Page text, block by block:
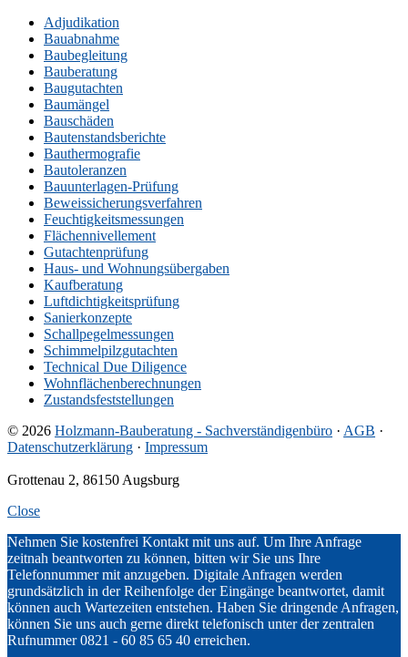
Adjudikation
Bauabnahme
Baubegleitung
Bauberatung
Baugutachten
Baumängel
Bauschäden
Bautenstandsberichte
Bauthermografie
Bautoleranzen
Bauunterlagen-Prüfung
Beweissicherungsverfahren
Feuchtigkeitsmessungen
Flächennivellement
Gutachtenprüfung
Haus- und Wohnungsübergaben
Kaufberatung
Luftdichtigkeitsprüfung
Sanierkonzepte
Schallpegelmessungen
Schimmelpilzgutachten
Technical Due Diligence
Wohnflächenberechnungen
Zustandsfeststellungen
© 2026 Holzmann-Bauberatung - Sachverständigenbüro · AGB ·
Datenschutzerklärung · Impressum
Grottenau 2, 86150 Augsburg
Close
Slide-
in
Widget
Nehmen Sie kostenfrei Kontakt mit uns auf. Um Ihre Anfrage
zeitnah beantworten zu können, bitten wir Sie uns Ihre
Telefonnummer mit anzugeben. Digitale Anfragen werden
grundsätzlich in der Reihenfolge der Eingänge beantwortet, damit
können auch Wartezeiten entstehen. Haben Sie dringende Anfragen,
können Sie uns auch gerne direkt telefonisch unter der zentralen
Rufnummer 0821 - 60 85 65 40 erreichen.